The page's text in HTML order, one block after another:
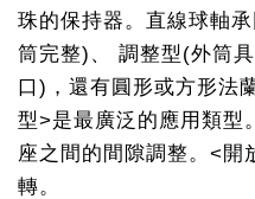
珠的保持器。直線球軸
筒完整)、 調整型(外筒
口)，還有圓形或方形法
型>是最廣泛的應用類型
座之間的間隙調整。<開
轉。